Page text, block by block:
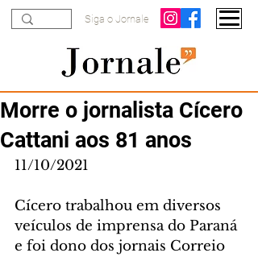
Siga o Jornale
Morre o jornalista Cícero
Cattani aos 81 anos
11/10/2021
Cícero trabalhou em diversos
veículos de imprensa do Paraná
e foi dono dos jornais Correio